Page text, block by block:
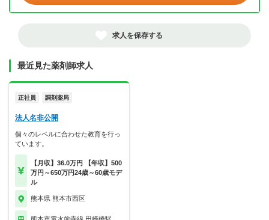
求人を保存する
最近見た薬剤師求人
正社員 調剤薬局
法人名非公開
個々のレベルに合わせた教育を行っ
ています。
【月収】36.0万円 【年収】500
万円～650万円24歳～60歳モデ
ル
熊本県 熊本市西区